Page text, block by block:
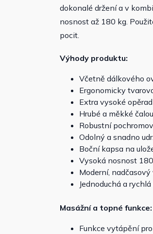
dokonalé držení a v
nosnost až 180 kg.
pocit.
Výhody produktu:
Včetně dálkového
Ergonomicky
Extra vysoké
Hrubé a měkké
Robustní
Odolný a snadno
Boční kapsa na
Vysoká nosnost
Moderní, nadčasový
Jednoduchá a
Masážní a topné funkce:
Funkce vytápění